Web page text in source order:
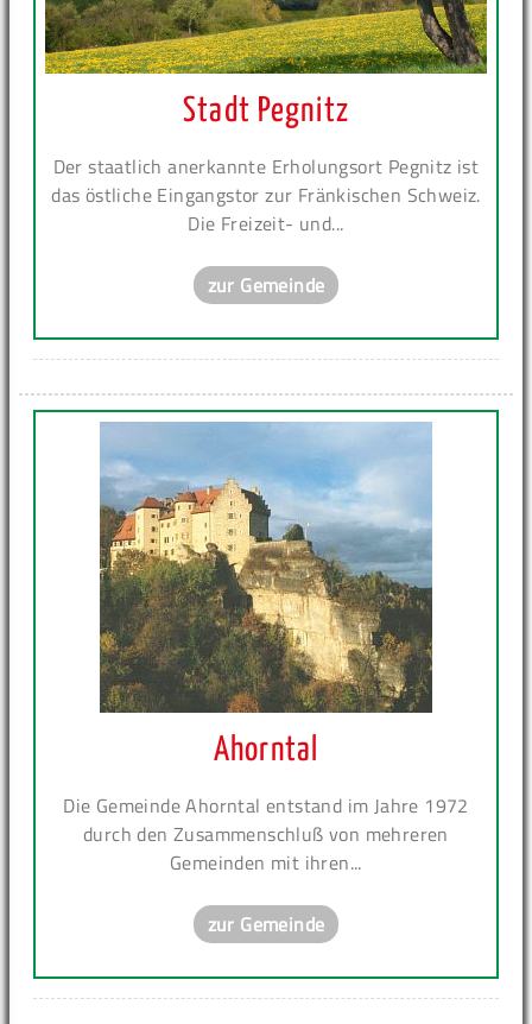
Stadt Pegnitz
Der staatlich anerkannte Erholungsort Pegnitz ist
das östliche Eingangstor zur Fränkischen Schweiz.
Die Freizeit- und...
zur Gemeinde
Ahorntal
Die Gemeinde Ahorntal entstand im Jahre 1972
durch den Zusammenschluß von mehreren
Gemeinden mit ihren...
zur Gemeinde